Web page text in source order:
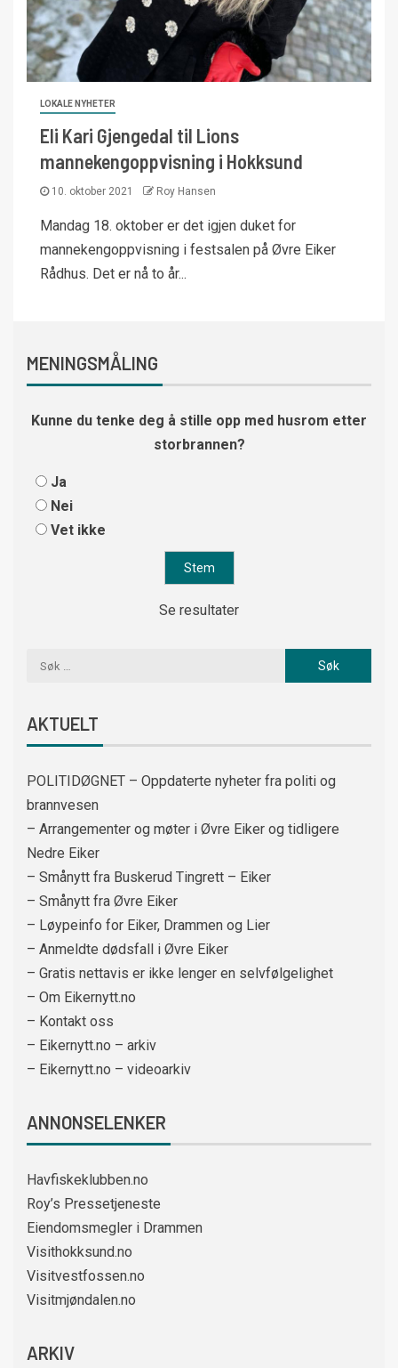
LOKALE NYHETER
Eli Kari Gjengedal til Lions
mannekengoppvisning i Hokksund
10. oktober 2021 Roy Hansen
Mandag 18. oktober er det igjen duket for
mannekengoppvisning i festsalen på Øvre Eiker
Rådhus. Det er nå to år...
MENINGSMÅLING
Kunne du tenke deg å stille opp med husrom etter
storbrannen?
Ja
Nei
Vet ikke
Se resultater
AKTUELT
POLITIDØGNET – Oppdaterte nyheter fra politi og
brannvesen
– Arrangementer og møter i Øvre Eiker og tidligere
Nedre Eiker
– Smånytt fra Buskerud Tingrett – Eiker
– Smånytt fra Øvre Eiker
– Løypeinfo for Eiker, Drammen og Lier
– Anmeldte dødsfall i Øvre Eiker
– Gratis nettavis er ikke lenger en selvfølgelighet
– Om Eikernytt.no
– Kontakt oss
– Eikernytt.no – arkiv
– Eikernytt.no – videoarkiv
ANNONSELENKER
Havfiskeklubben.no
Roy’s Pressetjeneste
Eiendomsmegler i Drammen
Visithokksund.no
Visitvestfossen.no
Visitmjøndalen.no
ARKIV